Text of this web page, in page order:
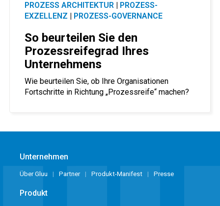
PROZESS ARCHITEKTUR|
PROZESS-
EXZELLENZ
PROZESS-GOVERNANCE
So beurteilen Sie den
Prozessreifegrad Ihres
Unternehmens
Wie beurteilen Sie, ob Ihre Organisationen
Fortschritte in Richtung „Prozessreife“ machen?
Unternehmen
Über Gluu Partner Produkt-Manifest Presse
Produkt